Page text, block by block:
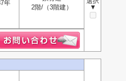
▼
年
2階/（3階建）